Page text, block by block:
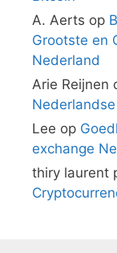
A. Aerts op
Grootste en
Nederland
Arie Reijnen
Lee op
exchange
thiry laurent